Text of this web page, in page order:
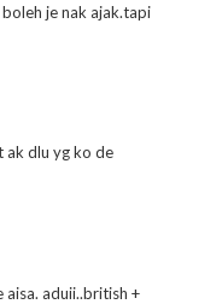
je nak ajak.tapi
ak dlu yg ko de
aisa. aduii..british +